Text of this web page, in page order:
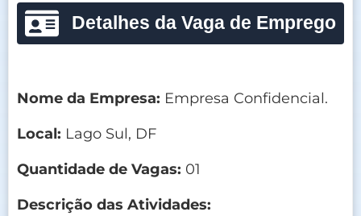
Detalhes da Vaga de Emprego
Nome da Empresa: Empresa Confidencial.
Local: Lago Sul, DF
Quantidade de Vagas: 01
Descrição das Atividades: